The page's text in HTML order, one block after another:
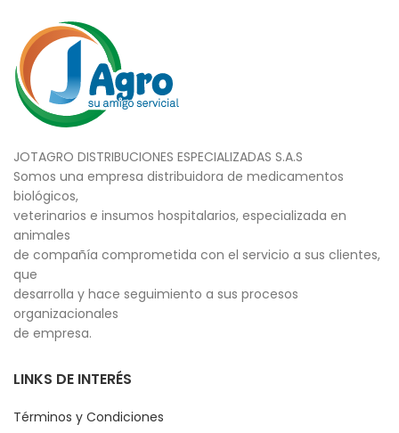
JOTAGRO DISTRIBUCIONES ESPECIALIZADAS S.A.S
Somos una empresa distribuidora de medicamentos
biológicos,
veterinarios e insumos hospitalarios, especializada en
animales
de compañía comprometida con el servicio a sus clientes,
que
desarrolla y hace seguimiento a sus procesos
organizacionales
de empresa.
LINKS DE INTERÉS
Términos y Condiciones